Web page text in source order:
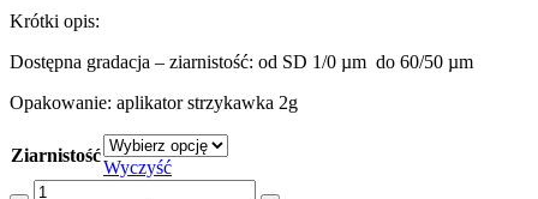
Krótki opis:
Dostępna gradacja – ziarnistość: od SD 1/0 µm do 60/50 µm
Opakowanie: aplikator strzykawka 2g
Ziarnistość
Wyczyść
ilość